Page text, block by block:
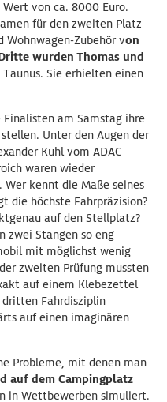
von ca. 8000 Euro.
für den zweiten Platz
Wohnwagen-Zubehör von
wurden Thomas und
Taunus. Sie erhielten einen
Finalisten am Samstag ihre
Unter den Augen der
Kuhl vom ADAC
waren wieder
. Wer kennt die Maße seines
die höchste Fahrpräzision?
auf den Stellplatz?
zwei Stangen so eng
mit möglichst wenig
zweiten Prüfung mussten
auf einem Klebezettel
Fahrdisziplin
auf einen imaginären
Probleme, mit denen man
auf dem Campingplatz
in Wettbewerben simuliert.